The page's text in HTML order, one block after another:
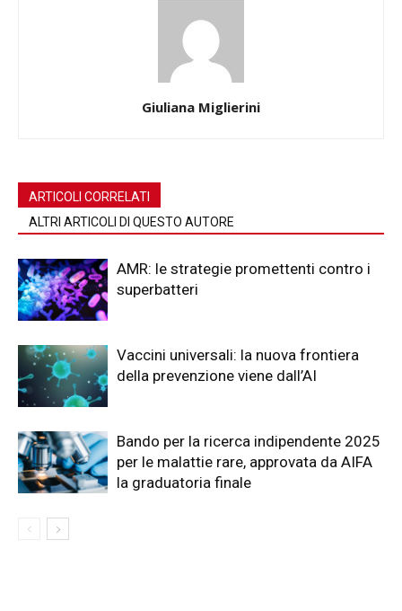
Giuliana Miglierini
ARTICOLI CORRELATI
ALTRI ARTICOLI DI QUESTO AUTORE
AMR: le strategie promettenti contro i
superbatteri
Vaccini universali: la nuova frontiera
della prevenzione viene dall’AI
Bando per la ricerca indipendente 2025
per le malattie rare, approvata da AIFA
la graduatoria finale